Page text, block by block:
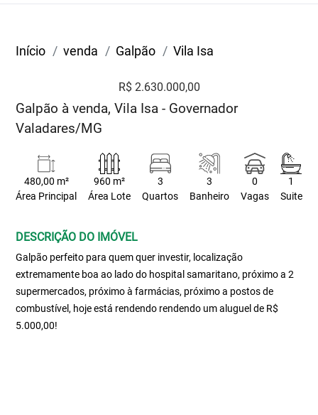
Início venda Galpão Vila Isa
R$ 2.630.000,00
Galpão à venda, Vila Isa - Governador
Valadares/MG
480,00 m²
Área Principal
960 m²
Área Lote
3
Quartos
3
Banheiro
0
Vagas
1
Suite
DESCRIÇÃO DO IMÓVEL
Galpão perfeito para quem quer investir, localização
extremamente boa ao lado do hospital samaritano, próximo a 2
supermercados, próximo à farmácias, próximo a postos de
combustível, hoje está rendendo rendendo um aluguel de R$
5.000,00!